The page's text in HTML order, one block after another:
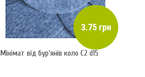
3.75 грн
Мінімат від бур'янів коло С2 d15